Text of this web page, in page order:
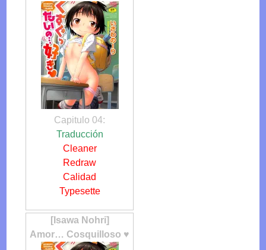
Capitulo 04:
Traducción
Cleaner
Redraw
Calidad
Typesette
[Isawa Nohri]
Amor… Cosquilloso ♥